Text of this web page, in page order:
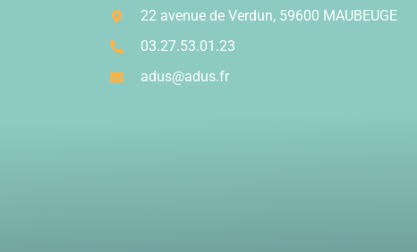
22 avenue de Verdun, 59600 MAUBEUGE
03.27.53.01.23
adus@adus.fr